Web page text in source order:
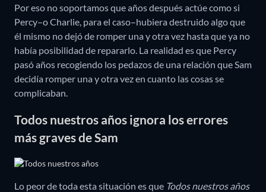
Por eso no soportamos que años después actúe como si
Percy–o Charlie, para el caso–hubiera destruido algo que
él mismo no dejó de romper una y otra vez hasta que ya no
había posibilidad de repararlo. La realidad es que Percy
pasó años recogiendo los pedazos de una relación que Sam
decidía romper una y otra vez en cuanto las cosas se
complicaban.
Todos nuestros años ignora los errores
más graves de Sam
Lo peor de toda esta situación es que Todos nuestros años